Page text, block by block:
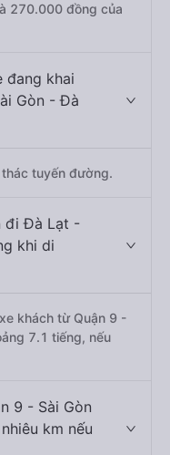
270.000 đồng của
đang khai
Gòn - Đà
tuyến đường.
đi Đà Lạt -
khi di
khách từ Quận 9 -
7.1 tiếng, nếu
9 - Sài Gòn
km nếu